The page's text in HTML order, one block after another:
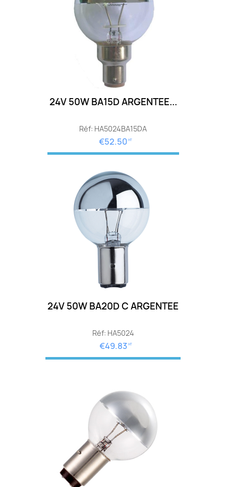
24V 50W BA15D ARGENTEE...
Réf: HA5024BA15DA
€52.50 HT
24V 50W BA20D C ARGENTEE
Réf: HA5024
€49.83 HT